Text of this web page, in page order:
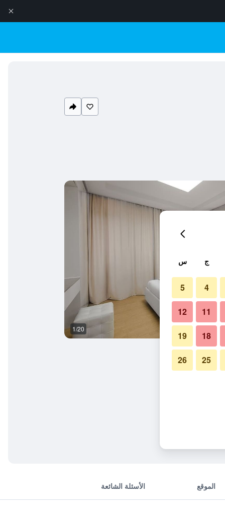
1/20
الموقع الأسئلة الشائعة
ج س
4
5
11
12
18
19
25
26